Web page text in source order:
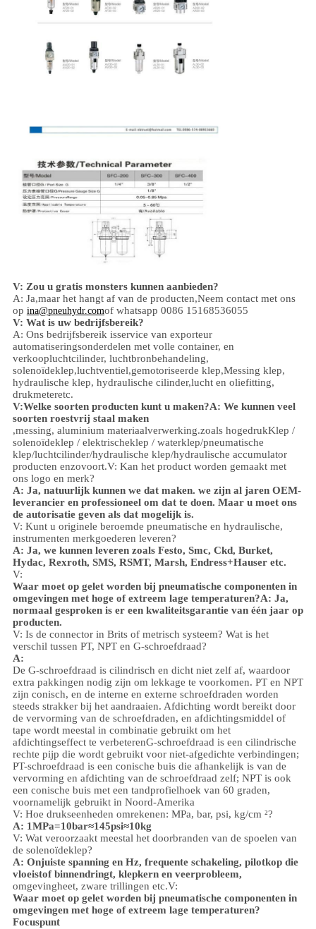
V: Zou u gratis monsters kunnen aanbieden?
A: Ja,maar het hangt af van de producten,Neem contact met ons
op ina@pneuhydr.comof whatsapp 0086 15168536055
V: Wat is uw bedrijfsbereik?
A: Ons bedrijfsbereik isservice van exporteur
automatiseringsonderdelen met volle container, en
verkoopluchtcilinder, luchtbronbehandeling,
solenoïdeklep,luchtventiel,gemotoriseerde klep,Messing klep,
hydraulische klep, hydraulische cilinder,lucht en oliefitting,
drukmeteretc.
V:Welke soorten producten kunt u maken?A: We kunnen veel
soorten roestvrij staal maken
,messing, aluminium materiaalverwerking.zoals hogedrukKlep /
solenoïdeklep / elektrischeklep / waterklep/pneumatische
klep/luchtcilinder/hydraulische klep/hydraulische accumulator
producten enzovoort.V: Kan het product worden gemaakt met
ons logo en merk?
A: Ja, natuurlijk kunnen we dat maken. we zijn al jaren OEM-
leverancier en professioneel om dat te doen. Maar u moet ons
de autorisatie geven als dat mogelijk is.
V: Kunt u originele beroemde pneumatische en hydraulische,
instrumenten merkgoederen leveren?
A: Ja, we kunnen leveren zoals Festo, Smc, Ckd, Burket,
Hydac, Rexroth, SMS, RSMT, Marsh, Endress+Hauser etc.
V:
Waar moet op gelet worden bij pneumatische componenten in
omgevingen met hoge of extreem lage temperaturen?A: Ja,
normaal gesproken is er een kwaliteitsgarantie van één jaar op
producten.
V: Is de connector in Brits of metrisch systeem? Wat is het
verschil tussen PT, NPT en G-schroefdraad?
A:
De G-schroefdraad is cilindrisch en dicht niet zelf af, waardoor
extra pakkingen nodig zijn om lekkage te voorkomen. PT en NPT
zijn conisch, en de interne en externe schroefdraden worden
steeds strakker bij het aandraaien. Afdichting wordt bereikt door
de vervorming van de schroefdraden, en afdichtingsmiddel of
tape wordt meestal in combinatie gebruikt om het
afdichtingseffect te verbeterenG-schroefdraad is een cilindrische
rechte pijp die wordt gebruikt voor niet-afgedichte verbindingen;
PT-schroefdraad is een conische buis die afhankelijk is van de
vervorming en afdichting van de schroefdraad zelf; NPT is ook
een conische buis met een tandprofielhoek van 60 graden,
voornamelijk gebruikt in Noord-Amerika
V: Hoe drukseenheden omrekenen: MPa, bar, psi, kg/cm ²?
A: 1MPa=10bar≈145psi≈10kg
V: Wat veroorzaakt meestal het doorbranden van de spoelen van
de solenoïdeklep?
A: Onjuiste spanning en Hz, frequente schakeling, pilotkop die
vloeistof binnendringt, klepkern en veerprobleem,
omgevingheet, zware trillingen etc.V:
Waar moet op gelet worden bij pneumatische componenten in
omgevingen met hoge of extreem lage temperaturen?
Focuspunt